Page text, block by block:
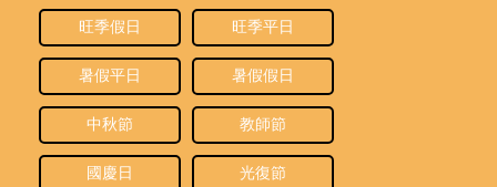
旺季假日 旺季平日
暑假平日 暑假假日
中秋節 教師節
國慶日 光復節